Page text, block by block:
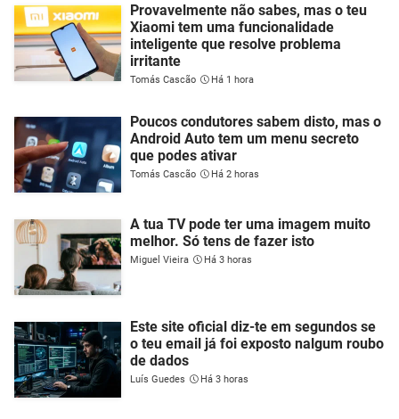
Provavelmente não sabes, mas o teu
Xiaomi tem uma funcionalidade
inteligente que resolve problema
irritante
Tomás Cascão Há 1 hora
Poucos condutores sabem disto, mas o
Android Auto tem um menu secreto
que podes ativar
Tomás Cascão Há 2 horas
A tua TV pode ter uma imagem muito
melhor. Só tens de fazer isto
Miguel Vieira Há 3 horas
Este site oficial diz-te em segundos se
o teu email já foi exposto nalgum roubo
de dados
Luís Guedes Há 3 horas